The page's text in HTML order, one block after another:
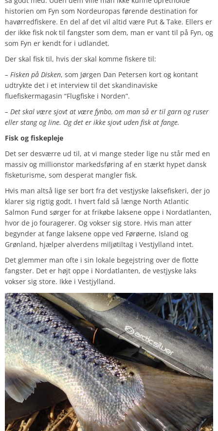
historien om Fyn som Nordeuropas førende destination for
havørredfiskere. En del af det vil altid være Put & Take. Ellers er
der ikke fisk nok til fangster som dem, man er vant til på Fyn, og
som Fyn er kendt for i udlandet.
Der skal fisk til, hvis der skal komme fiskere til:
– Fisken på Disken, som Jørgen Dan Petersen kort og kontant
udtrykte det i et interview til det skandinaviske
fluefiskermagasin “Flugfiske i Norden”.
– Det skal være sjovt at være fynbo, om man så er til garn og ruser
eller stang og line. Og det er ikke sjovt uden fisk at fange.
Fisk og fiskepleje
Det ser desværre ud til, at vi mange steder lige nu står med en
massiv og millionstor markedsføring af en stærkt hypet dansk
fisketurisme, som desperat mangler fisk.
Hvis man altså lige ser bort fra det vestjyske laksefiskeri, der jo
klarer sig rigtig godt. I hvert fald så længe North Atlantic
Salmon Fund sørger for at frikøbe laksene oppe i Nordatlanten,
hvor de jo fouragerer. Og vokser sig store. Hvis man atter
begynder at fange laksene oppe ved Førøerne, Island og
Grønland, hjælper alverdens miljøtiltag i Vestjylland intet.
Det glemmer man ofte i sin lokale begejstring over de flotte
fangster. Det er højt oppe i Nordatlanten, de vestjyske laks
vokser sig store. Ikke i Vestjylland.